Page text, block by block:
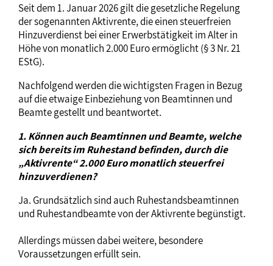
Seit dem 1. Januar 2026 gilt die gesetzliche Regelung
der sogenannten Aktivrente, die einen steuerfreien
Hinzuverdienst bei einer Erwerbstätigkeit im Alter in
Höhe von monatlich 2.000 Euro ermöglicht (§ 3 Nr. 21
EStG).
Nachfolgend werden die wichtigsten Fragen in Bezug
auf die etwaige Einbeziehung von Beamtinnen und
Beamte gestellt und beantwortet.
1. Können auch Beamtinnen und Beamte, welche
sich bereits im Ruhestand befinden, durch die
„Aktivrente“ 2.000 Euro monatlich steuerfrei
hinzuverdienen?
Ja. Grundsätzlich sind auch Ruhestandsbeamtinnen
und Ruhestandbeamte von der Aktivrente begünstigt.
Allerdings müssen dabei weitere, besondere
Voraussetzungen erfüllt sein.